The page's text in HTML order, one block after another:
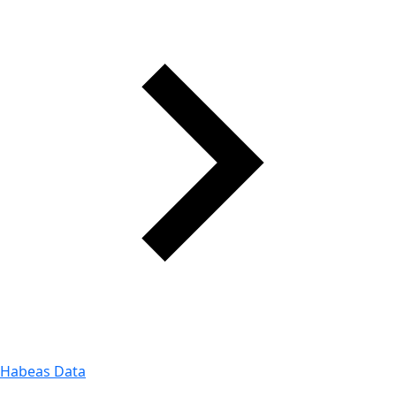
Habeas Data